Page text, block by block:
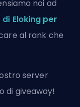
noi ad
Eloking per
al rank che
server
di giveaway!